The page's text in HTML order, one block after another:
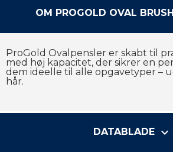
OM PROGOLD OVAL
ProGold Ovalpensler er skabt til
med høj kapacitet, der sikrer en
dem ideelle til alle opgavetyper –
hår.
DATABLADE keyboard_arrow_down